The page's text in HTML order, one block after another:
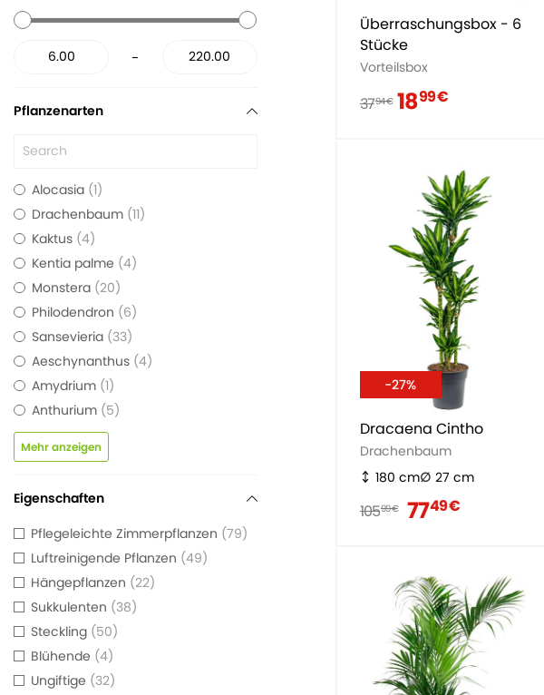
Überraschungsbox - 6
Stücke
Vorteilsbox
3794 € 1899 €
-27%
Dracaena Cintho
Drachenbaum
180 cm
27 cm
10599 € 7749 €
-
Pflanzenarten
Alocasia 1
Drachenbaum 11
Kaktus 4
Kentia palme 4
Monstera 20
Philodendron 6
Sansevieria 33
Aeschynanthus 4
Amydrium 1
Anthurium 5
Mehr anzeigen
Eigenschaften
Pflegeleichte Zimmerpflanzen 79
Luftreinigende Pflanzen 49
Hängepflanzen 22
Sukkulenten 38
Steckling 50
Blühende 4
Ungiftige 32